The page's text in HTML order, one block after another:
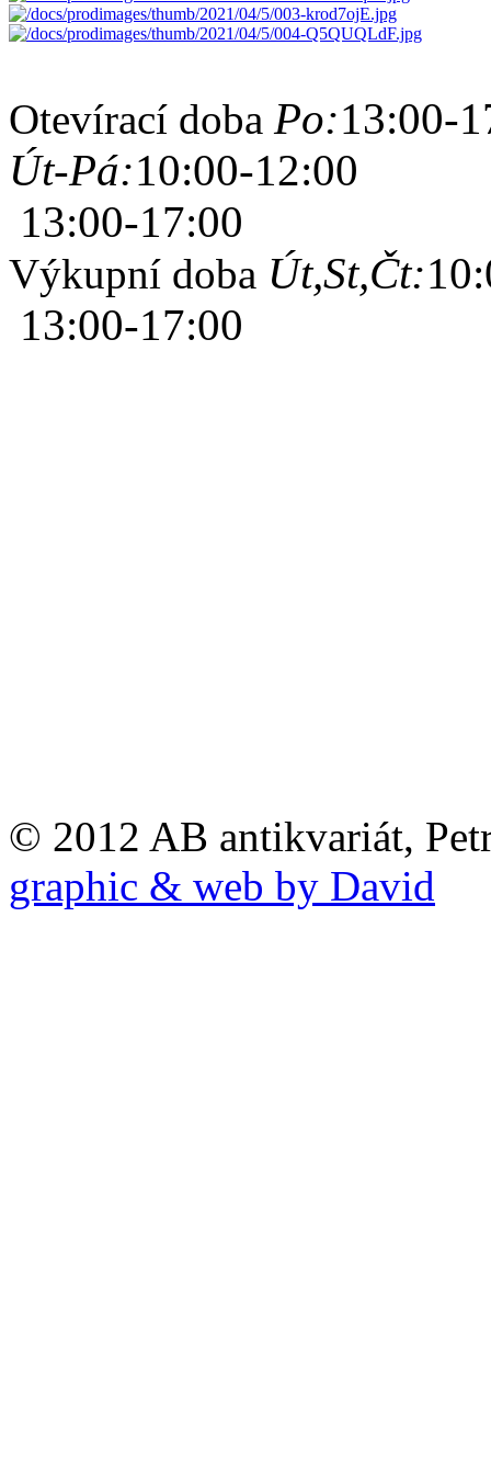
Otevírací doba Po:13:00-
Út-Pá:10:00-12:00
13:00-17:00
Výkupní doba Út,St,Čt:
13:00-17:00
© 2012 AB antikvariát,
graphic & web by David